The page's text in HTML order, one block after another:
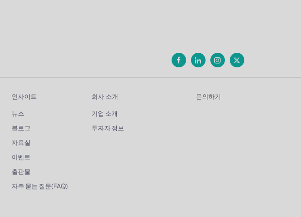
인사이트
뉴스
블로그
자료실
이벤트
출판물
자주 묻는 질문(FAQ)
회사 소개
기업 소개
투자자 정보
문의하기